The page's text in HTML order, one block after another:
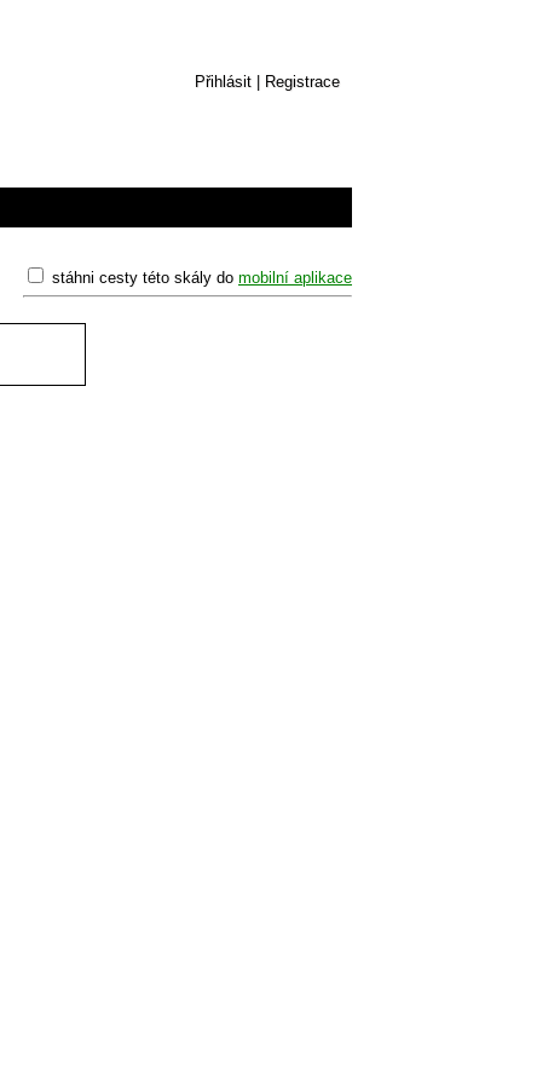
Přihlásit Registrace
stáhni cesty této skály do mobilní aplikace